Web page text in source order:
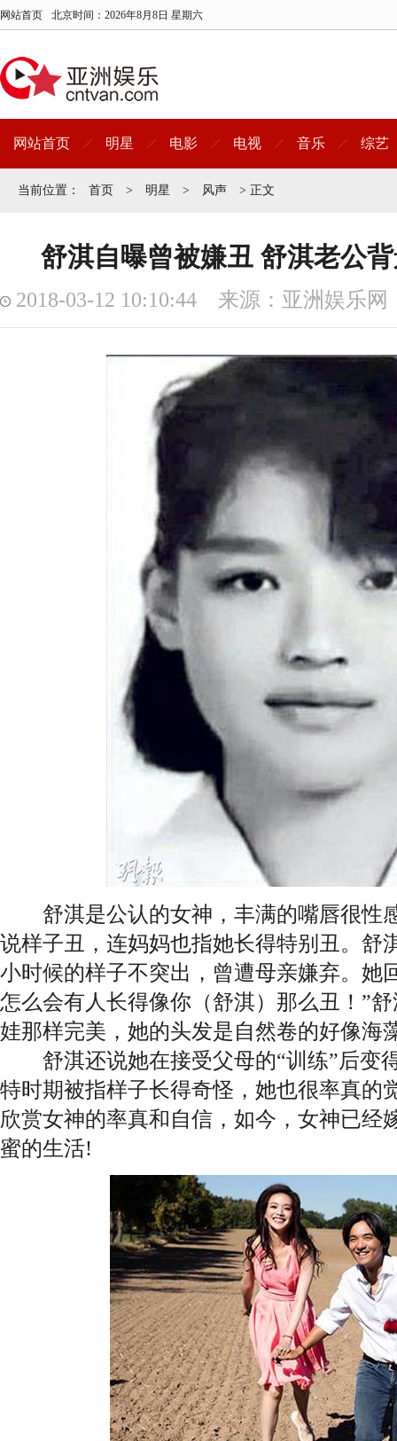
网站首页 北京时间： 2026年8月8日 星期六
网站首页 明星 电影 电视 音乐 综艺
当前位置： 首页 > 明星 > 风声 > 正文
舒淇自曝曾被嫌丑 舒淇老公
2018-03-12 10:10:44 来源：亚洲娱乐网
舒淇是公认的女神，丰满的嘴唇很性
说样子丑，连妈妈也指她长得特别丑。舒
小时候的样子不突出，曾遭母亲嫌弃。她
怎么会有人长得像你（舒淇）那么丑！”
娃那样完美，她的头发是自然卷的好像海
舒淇还说她在接受父母的“训练”后变
特时期被指样子长得奇怪，她也很率真的
欣赏女神的率真和自信，如今，女神已经
蜜的生活!